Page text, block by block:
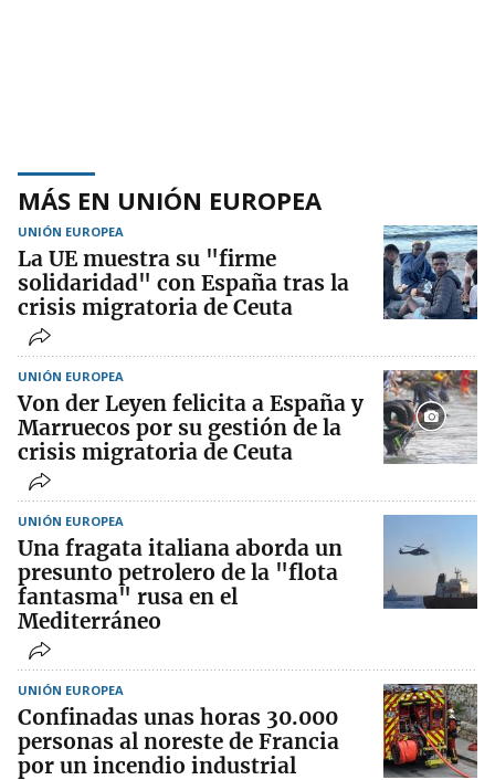
MÁS EN UNIÓN EUROPEA
UNIÓN EUROPEA
La UE muestra su "firme
solidaridad" con España tras la
crisis migratoria de Ceuta
UNIÓN EUROPEA
Von der Leyen felicita a España y
Marruecos por su gestión de la
crisis migratoria de Ceuta
UNIÓN EUROPEA
Una fragata italiana aborda un
presunto petrolero de la "flota
fantasma" rusa en el
Mediterráneo
UNIÓN EUROPEA
Confinadas unas horas 30.000
personas al noreste de Francia
por un incendio industrial